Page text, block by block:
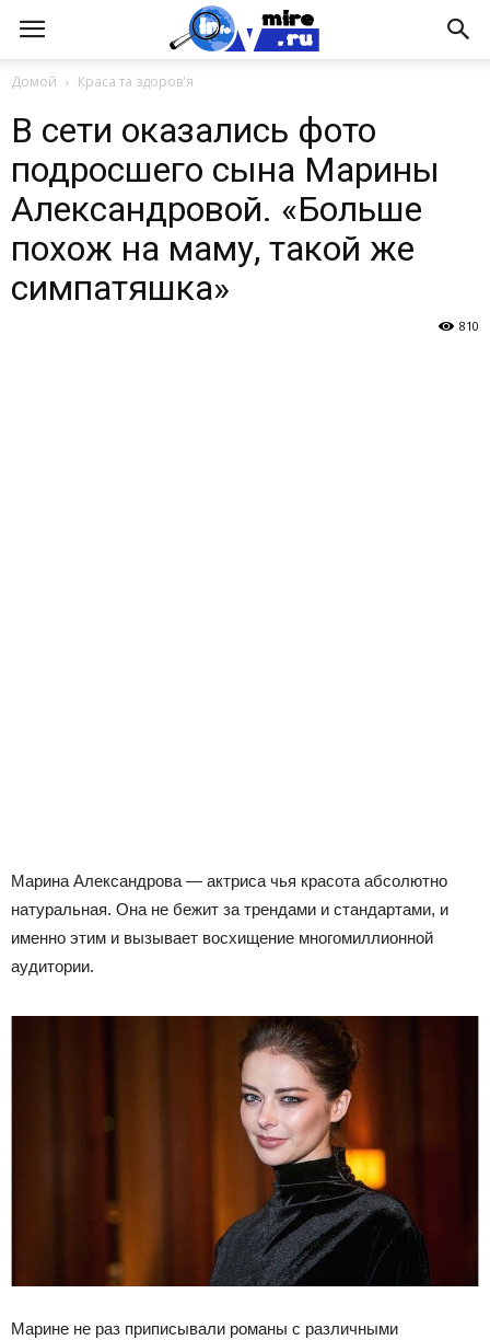
Домой Краса та здоров'я
В сети оказались фото
подросшего сына Марины
Александровой. «Больше
похож на маму, такой же
симпатяшка»
810
Марина Александрова — актриса чья красота абсолютно
натуральная. Она не бежит за трендами и стандартами, и
именно этим и вызывает восхищение многомиллионной
аудитории.
Марине не раз приписывали романы с различными